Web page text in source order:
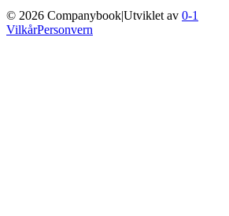
© 2026 Companybook|Utviklet av 0-1
VilkårPersonvern